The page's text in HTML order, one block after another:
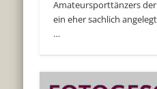
Amateursporttänzers der
ein eher sachlich
…